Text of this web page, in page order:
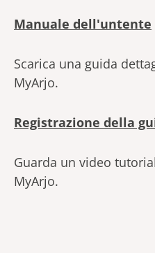
Manuale dell'untente
Scarica una guida
MyArjo.
Registrazione della
Guarda un video
MyArjo.